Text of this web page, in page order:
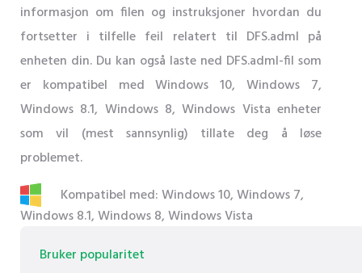
informasjon om filen og instruksjoner hvordan du
fortsetter i tilfelle feil relatert til DFS.adml på
enheten din. Du kan også laste ned DFS.adml-fil som
er kompatibel med Windows 10, Windows 7,
Windows 8.1, Windows 8, Windows Vista enheter
som vil (mest sannsynlig) tillate deg å løse
problemet.
Kompatibel med: Windows 10, Windows 7,
Windows 8.1, Windows 8, Windows Vista
Bruker popularitet